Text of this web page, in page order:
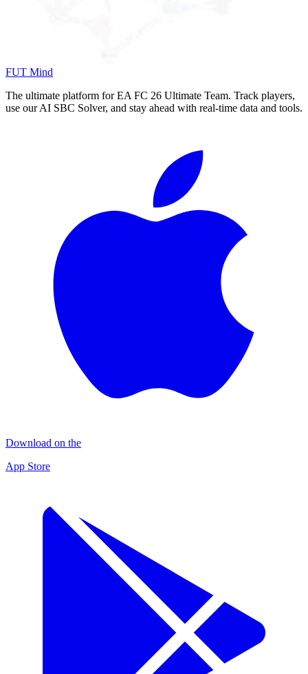
FUT Mind
The ultimate platform for EA FC 26 Ultimate Team. Track players,
use our AI SBC Solver, and stay ahead with real-time data and tools.
Download on the
App Store